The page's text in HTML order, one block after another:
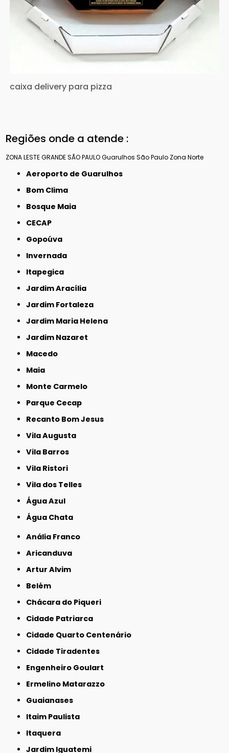
caixa delivery para pizza
Regiões onde a atende :
ZONA LESTEGRANDE SÃO PAULOGuarulhos São Paulo Zona Norte
Aeroporto de Guarulhos
Bom Clima
Bosque Maia
CECAP
Gopoúva
Invernada
Itapegica
Jardim Aracília
Jardim Fortaleza
Jardim Maria Helena
Jardim Nazaret
Macedo
Maia
Monte Carmelo
Parque Cecap
Recanto Bom Jesus
Vila Augusta
Vila Barros
Vila Ristori
Vila dos Telles
Água Azul
Água Chata
Anália Franco
Aricanduva
Artur Alvim
Belém
Chácara do Piqueri
Cidade Patriarca
Cidade Quarto Centenário
Cidade Tiradentes
Engenheiro Goulart
Ermelino Matarazzo
Guaianases
Itaim Paulista
Itaquera
Jardim Iguatemi